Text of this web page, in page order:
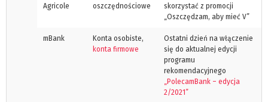
Agricole
oszczędnościowe
skorzystać z promocji
„Oszczędzam, aby mieć V”
mBank
Konta osobiste,
konta firmowe
Ostatni dzień na włączenie
się do aktualnej edycji
programu
rekomendacyjnego
„PolecamBank – edycja
2/2021”